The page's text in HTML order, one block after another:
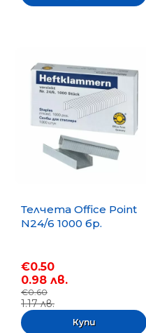
Телчета Office Point
N24/6 1000 бр.
€0.50
0.98 лв.
€0.60
1.17 лв.